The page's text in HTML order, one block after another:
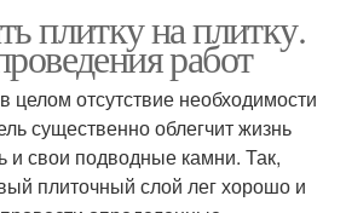
плитку на плитку.
работ
целом отсутствие необходимости
существенно облегчит жизнь
и свои подводные камни. Так,
плиточный слой лег хорошо и